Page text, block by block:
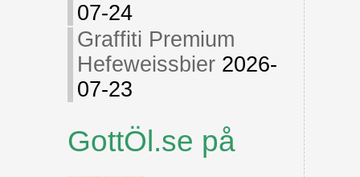
07-24
Graffiti Premium
Hefeweissbier 2026-
07-23
GottÖl.se på